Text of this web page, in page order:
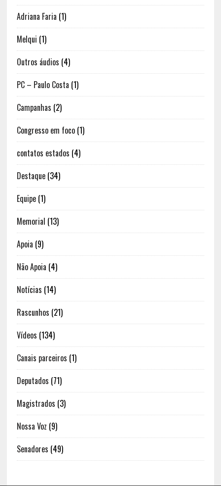
Adriana Faria (1)
Melqui (1)
Outros áudios (4)
PC – Paulo Costa (1)
Campanhas (2)
Congresso em foco(1)
contatos estados (4)
Destaque(34)
Equipe(1)
Memorial (13)
Apoia (9)
Não Apoia (4)
Notícias (14)
Rascunhos (21)
Vídeos (134)
Canais parceiros (1)
Deputados (71)
Magistrados (3)
Nossa Voz (9)
Senadores (49)